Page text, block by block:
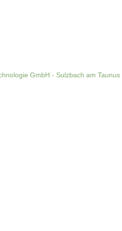
GmbH - Sulzbach am Taunus